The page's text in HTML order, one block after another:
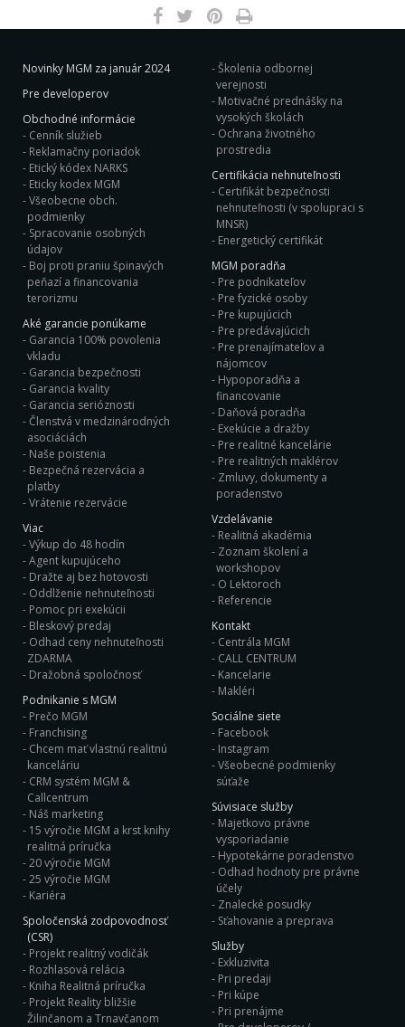
Novinky MGM za január 2024
Pre developerov
Obchodné informácie
Cenník služieb
Reklamačny poriadok
Etický kódex NARKS
Eticky kodex MGM
Všeobecne obch.
podmienky
Spracovanie osobných
údajov
Boj proti praniu špinavých
peňazí a financovania
terorizmu
Aké garancie ponúkame
Garancia 100% povolenia
vkladu
Garancia bezpečnosti
Garancia kvality
Garancia serióznosti
Členstvá v medzinárodných
asociáciách
Naše poistenia
Bezpečná rezervácia a
platby
Vrátenie rezervácie
Viac
Výkup do 48 hodín
Agent kupujúceho
Dražte aj bez hotovosti
Oddlženie nehnuteľnosti
Pomoc pri exekúcii
Bleskový predaj
Odhad ceny nehnuteľnosti
ZDARMA
Dražobná spoločnosť
Podnikanie s MGM
Prečo MGM
Franchising
Chcem mať vlastnú realitnú
kanceláriu
CRM systém MGM &
Callcentrum
Náš marketing
15 výročie MGM a krst knihy
realitná príručka
20 výročie MGM
25 výročie MGM
Kariéra
Spoločenská zodpovodnosť
(CSR)
Projekt realitný vodičák
Rozhlasová relácia
Kniha Realitná príručka
Projekt Reality bližšie
Žilinčanom a Trnavčanom
Školenia odbornej
verejnosti
Motivačné prednášky na
vysokých školách
Ochrana životného
prostredia
Certifikácia nehnuteľnosti
Certifikát bezpečnosti
nehnuteľnosti (v spolupraci s
MNSR)
Energetický certifikát
MGM poradňa
Pre podnikateľov
Pre fyzické osoby
Pre kupujúcich
Pre predávajúcich
Pre prenajímateľov a
nájomcov
Hypoporadňa a
financovanie
Daňová poradňa
Exekúcie a dražby
Pre realitné kancelárie
Pre realitných maklérov
Zmluvy, dokumenty a
poradenstvo
Vzdelávanie
Realitná akadémia
Zoznam školení a
workshopov
O Lektoroch
Referencie
Kontakt
Centrála MGM
CALL CENTRUM
Kancelarie
Makléri
Sociálne siete
Facebook
Instagram
Všeobecné podmienky
súťaže
Súvisiace služby
Majetkovo právne
vysporiadanie
Hypotekárne poradenstvo
Odhad hodnoty pre právne
účely
Znalecké posudky
Sťahovanie a preprava
Služby
Exkluzivita
Pri predaji
Pri kúpe
Pri prenájme